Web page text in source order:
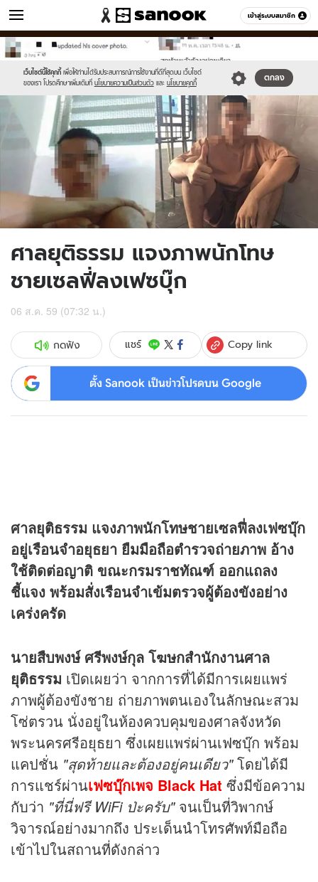
เข้าสู่ระบบสมาชิก
ข่าว หมวดอื่นๆ
เว็บไซต์นี้ใช้คุกกี้ เพื่อให้ท่านได้รับประสบการณ์การใช้งานที่ดีที่สุดบน เว็บไซต์
ของเรา โปรดศึกษาเพิ่มเติมที่ นโยบายความเป็นส่วนตัว และ นโยบายคุกกี้
ตกลง
Sanook
//s.isanook.com/sr/0/images/logo-
new-
sanook.png
600
60
//s.isanook.com/ns/0/ud/408/2043234/1.jpg
ศาลยุติธรรม แจงภาพนักโทษ
ชายเซลฟี่ลงเฟซบุ๊ก
06 ส.ค. 59 (07:32 น.)
กดฟัง แชร์ Copy link
ตั้ง Sanook เป็นข่าวโปรดบน Google
ศาลยุติธรรม แจงภาพนักโทษชายเซลฟี่ลงเฟซบุ๊ก
อยู่เรือนจำอยุธยา ยืมมือถือตำรวจถ่ายภาพ อ้าง
ใช้ติดต่อญาติ ขณะกรมราชทัณฑ์ ออกแถลง
ชี้แจง พร้อมสั่งเรือนจำเข้มตรวจผู้ต้องขังอย่าง
เคร่งครัด
นายสืบพงษ์ ศรีพงษ์กุล โฆษกสำนักงานศาล
ยุติธรรม เปิดเผยว่า จากการที่ได้มีการเผยแพร่
ภาพผู้ต้องขังชาย ถ่ายภาพตนเองในลักษณะสวม
โซ่ตรวน นั่งอยู่ในห้องควบคุมของศาลจังหวัด
พระนครศรีอยุธยา ซึ่งเผยแพร่ผ่านเฟซบุ๊ก พร้อม
แคปชั่น "สุดท้ายและต้องอยู่คนเดียว"โดยได้มี
การแชร์ผ่านเฟซบุ๊กเพจ Black Hat ซึ่งมีข้อความ
กับว่า "ที่นี่ฟรี WiFi ป่ะครับ"จนเป็นที่วิพากษ์
วิจารณ์อย่างมากถึง ประเด็นนำโทรศัพท์มือถือ
เข้าไปในสถานที่ดังกล่าว